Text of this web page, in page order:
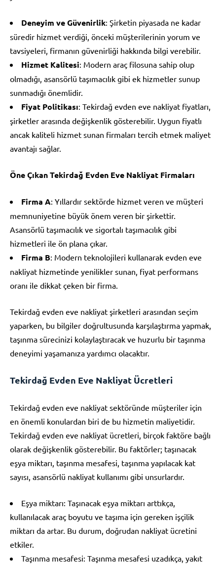
Deneyim ve Güvenirlik: Şirketin piyasada ne kadar
süredir hizmet verdiği, önceki müşterilerinin yorum ve
tavsiyeleri, firmanın güvenirliği hakkında bilgi verebilir.
Hizmet Kalitesi: Modern araç filosuna sahip olup
olmadığı, asansörlü taşımacılık gibi ek hizmetler sunup
sunmadığı önemlidir.
Fiyat Politikası: Tekirdağ evden eve nakliyat fiyatları,
şirketler arasında değişkenlik gösterebilir. Uygun fiyatlı
ancak kaliteli hizmet sunan firmaları tercih etmek maliyet
avantajı sağlar.
Öne Çıkan Tekirdağ Evden Eve Nakliyat Firmaları
Firma A: Yıllardır sektörde hizmet veren ve müşteri
memnuniyetine büyük önem veren bir şirkettir.
Asansörlü taşımacılık ve sigortalı taşımacılık gibi
hizmetleri ile ön plana çıkar.
Firma B: Modern teknolojileri kullanarak evden eve
nakliyat hizmetinde yenilikler sunan, fiyat performans
oranı ile dikkat çeken bir firma.
Tekirdağ evden eve nakliyat şirketleri arasından seçim
yaparken, bu bilgiler doğrultusunda karşılaştırma yapmak,
taşınma sürecinizi kolaylaştıracak ve huzurlu bir taşınma
deneyimi yaşamanıza yardımcı olacaktır.
Tekirdağ Evden Eve Nakliyat Ücretleri
Tekirdağ evden eve nakliyat sektöründe müşteriler için
en önemli konulardan biri de bu hizmetin maliyetidir.
Tekirdağ evden eve nakliyat ücretleri, birçok faktöre bağlı
olarak değişkenlik gösterebilir. Bu faktörler; taşınacak
eşya miktarı, taşınma mesafesi, taşınma yapılacak kat
sayısı, asansörlü nakliyat kullanımı gibi unsurlardır.
Eşya miktarı: Taşınacak eşya miktarı arttıkça,
kullanılacak araç boyutu ve taşıma için gereken işçilik
miktarı da artar. Bu durum, doğrudan nakliyat ücretini
etkiler.
Taşınma mesafesi: Taşınma mesafesi uzadıkça, yakıt